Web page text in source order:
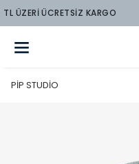
2000 TL
PİP STUDİO